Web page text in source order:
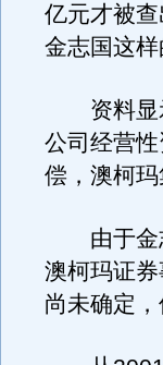
亿元才被
金志国这样
资料显示
公司经营
偿，澳柯玛
由于金志
澳柯玛证
尚未确定